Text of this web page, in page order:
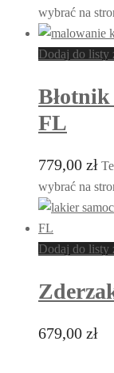
wybrać na
Dodaj do listy
FL
779,00 zł
wybrać na
Dodaj do listy
679,00 zł